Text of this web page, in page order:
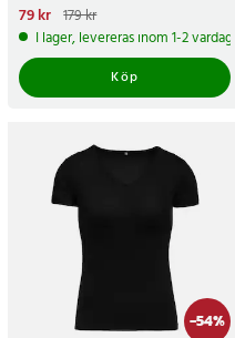
Nuvarande pris
pris:179 kr
79 kr 179 kr
I lager, levereras inom 1-2 vardagar
Köp
-54%